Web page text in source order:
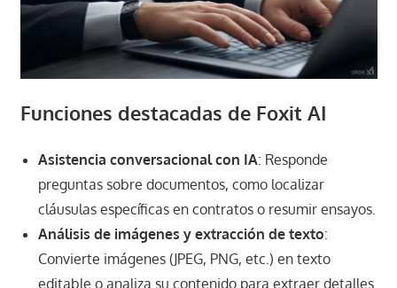
Funciones destacadas de Foxit AI
Asistencia conversacional con IA: Responde
preguntas sobre documentos, como localizar
cláusulas específicas en contratos o resumir ensayos.
Análisis de imágenes y extracción de texto:
Convierte imágenes (JPEG, PNG, etc.) en texto
editable o analiza su contenido para extraer detalles